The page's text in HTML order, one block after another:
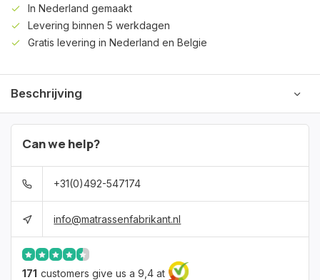
In Nederland gemaakt
Levering binnen 5 werkdagen
Gratis levering in Nederland en Belgie
Beschrijving
Can we help?
+31(0)492-547174
info@matrassenfabrikant.nl
171 customers give us a 9,4 at